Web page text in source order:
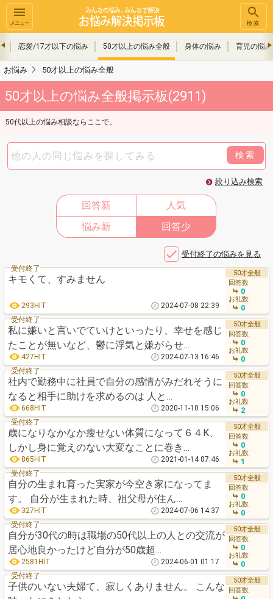
メニュー 検索
恋愛/17才以下の悩み 50才以上の悩み全般 身体の悩み 育児の悩み
お悩み 50才以上の悩み全般
50才以上の悩み全般掲示板(2911)
50代以上の悩み相談ならここで。
検索
絞り込み検索
回答新
人気
悩み新
回答少
受付終了の悩みを見る
受付終了
キモくて、すみません
293HIT 2024-07-08 22:39
50才全般
回答数
0
お礼数
0
受付終了
私に嫌いと言いでていけといったり、幸せを感じ
たことが無いなど、鬱に浮気と嫌がらせ…
427HIT 2024-07-13 16:46
50才全般
回答数
0
お礼数
0
受付終了
社内で勤務中に社員で自分の感情がみだれそうに
なると相手に助けを求めるのは 人と…
668HIT 2020-11-10 15:06
50才全般
回答数
0
お礼数
2
受付終了
歳になりなかなか瘦せない体質になって６４K、
しかし身に覚えのない大変なことに巻き…
865HIT 2021-01-14 07:46
50才全般
回答数
0
お礼数
1
受付終了
自分の生まれ育った実家が今空き家になってま
す。 自分が生まれた時、祖父母が住ん…
327HIT 2024-07-06 14:37
50才全般
回答数
0
お礼数
0
受付終了
自分が30代の時は職場の50代以上の人との交流が
居心地良かったけど自分が50歳超…
2581HIT 2024-06-01 01:17
50才全般
回答数
0
お礼数
0
受付終了
子供のいない夫婦て、寂しくありません。 こんな
50才全般
回答数